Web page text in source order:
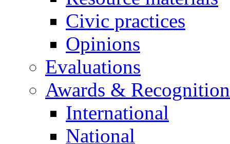
Civic practices
Opinions
Evaluations
Awards &
International
National